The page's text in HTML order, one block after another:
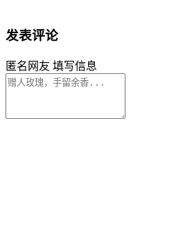
发表评论
匿名网友 填写信息